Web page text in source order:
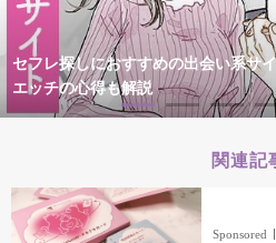
セフレ探しにおすすめの出会い系サ
エッチの心得も解説
関連記
Sponsored